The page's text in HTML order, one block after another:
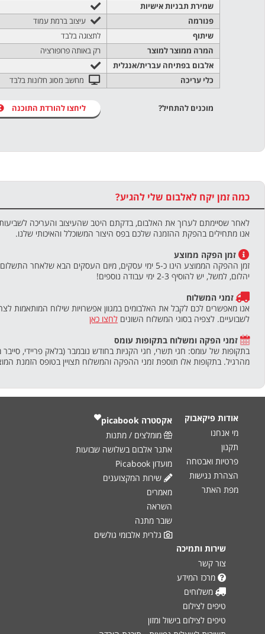
שמירת תבניות אישיות
פנורמה
עיצוב ברמת עמוד
שיתוף
לתצוגה בלבד
המרה ממוצר למוצר
רק באותה פרופורציה
אלבום בפתיחה עברית/אנגלית
כלי עריכה
מחשב מסוג חלונות בלבד
מוכנים להתחיל? ליחצו להורדת התוכנה
כמה זמן יקח לאלבום שלי להגיע?
לאחר שסיימתם לערוך את האלבום, בדקתם היטב שהעיצוב והעריכה
אנו מתחילים בהפקת ההזמנה שלכם בפס היצור המשוכלל והאיכותי שלנו.
זמן הפקה ממוצע
זמן ההפקה הממוצע הינו כ-5 ימי עסקים, מיום העסקים
יהלום, למשל, יש להוסיף 2-3 ימי עבודה נוספים!
זמני המשלוח
אנו מאפשרים לכם לקבל את האלבומים במגוון אפשרויות שילוח המותאמות
לשבועיים. לצפיה בסוגי המשלוח השונים לחצו כאן
זמני הפקה ומשלוח בתקופות עומס
בתקופות של עומס: חגי תשרי, חגי הקניות בחודש נובמבר (בלאק פריידי,
מהרגיל. בתקופות אלו תוספת זמני ההפקה והמשלוח תצויין בטופס הזמנת
אודות פיקאבוק
מי אנחנו
תקנון
פרטיות ואבטחה
הצהרת נגישות
מפת האתר
אקסטרה ‎picabook
מומלצים / מתנות
אתגר אלבום בשלושה שבועות
מועדון Picabook
שירות המקצוענים
מאמרים
השראה
שובר מתנה
גלרית אלבומי גולשים
שירות ותמיכה
צור קשר
מרכז המידע
משלוחים
טיפים לצילום
טיפים לצילום בישול ומזון